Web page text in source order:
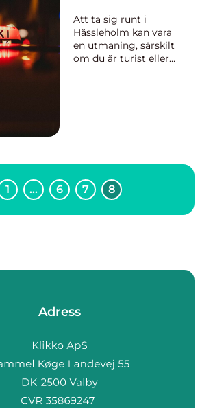
mindr...
Att ta sig runt i
Hässleholm kan vara
en utmaning, särskilt
om du är turist eller
1 … 6 7 8
Adress